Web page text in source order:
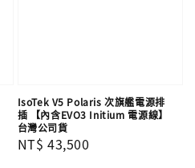
IsoTek V5 Polaris 次旗艦電源排
插 【內含EVO3 Initium 電源線】
台灣公司貨
Regular
NT$ 43,500